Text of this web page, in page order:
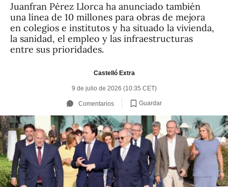
Juanfran Pérez Llorca ha anunciado también
una línea de 10 millones para obras de mejora
en colegios e institutos y ha situado la vivienda,
la sanidad, el empleo y las infraestructuras
entre sus prioridades.
Castelló Extra
9 de julio de 2026 (10:35 CET)
Comentarios Guardar